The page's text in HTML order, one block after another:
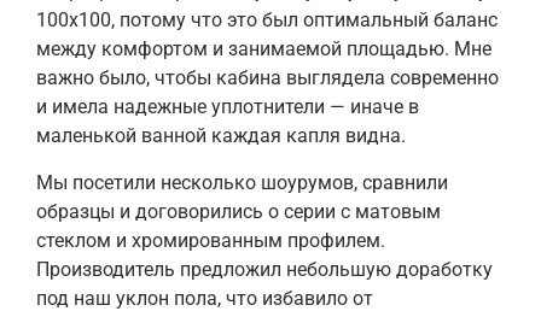
100х100, потому что это был оптимальный баланс
между комфортом и занимаемой площадью. Мне
важно было, чтобы кабина выглядела современно
и имела надежные уплотнители — иначе в
маленькой ванной каждая капля видна.
Мы посетили несколько шоурумов, сравнили
образцы и договорились о серии с матовым
стеклом и хромированным профилем.
Производитель предложил небольшую доработку
под наш уклон пола, что избавило от